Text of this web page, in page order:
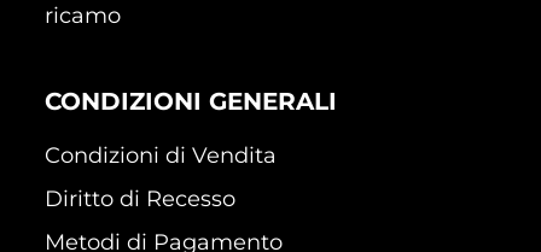
ricamo
CONDIZIONI GENERALI
Condizioni di Vendita
Diritto di Recesso
Metodi di Pagamento